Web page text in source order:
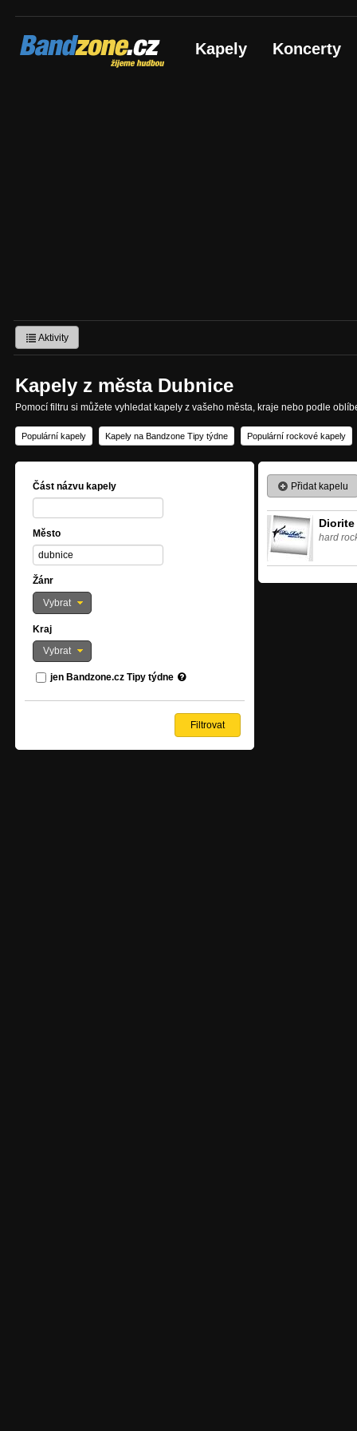
Bandzone.cz
žijeme hudbou Kapely Koncerty
Aktivity
Kapely z města Dubnice
Pomocí filtru si můžete vyhledat kapely z vašeho města, kraje nebo podle
Populární kapely Kapely na Bandzone Tipy týdne Populární rockové kapely
Část názvu kapely
Město
Žánr
Vybrat
Kraj
Vybrat
jen Bandzone.cz Tipy týdne
Přidat kapelu
Diorite
hard